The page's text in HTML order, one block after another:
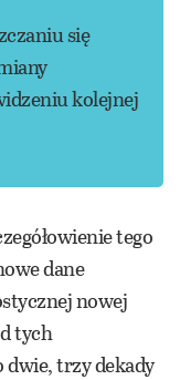
się
kolejnej
tego
dane
nowej
tych
trzy dekady